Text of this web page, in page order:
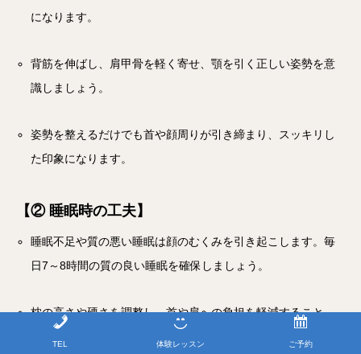
になります。
背筋を伸ばし、肩甲骨を軽く寄せ、顎を引く正しい姿勢を意
識しましょう。
姿勢を整えるだけでも首や顔周りが引き締まり、スッキリし
た印象になります。
【② 睡眠時の工夫】
睡眠不足や質の悪い睡眠は顔のむくみを引き起こします。毎
日7～8時間の質の良い睡眠を確保しましょう。
枕の高さや硬さを調整し、首や肩への負担を軽減すること
TEL 体験レッスン ご予約